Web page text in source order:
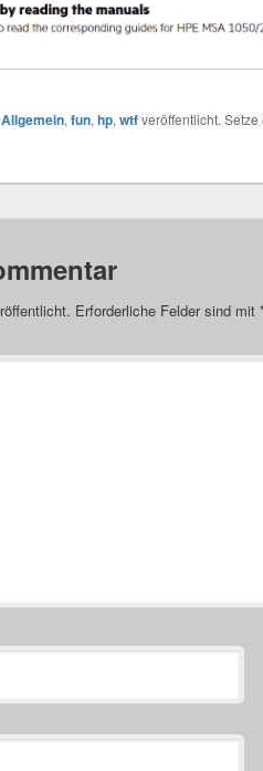
Allgemein, fun, hp, wtfveröffentlicht. Setze
Erforderliche Felder sind mit